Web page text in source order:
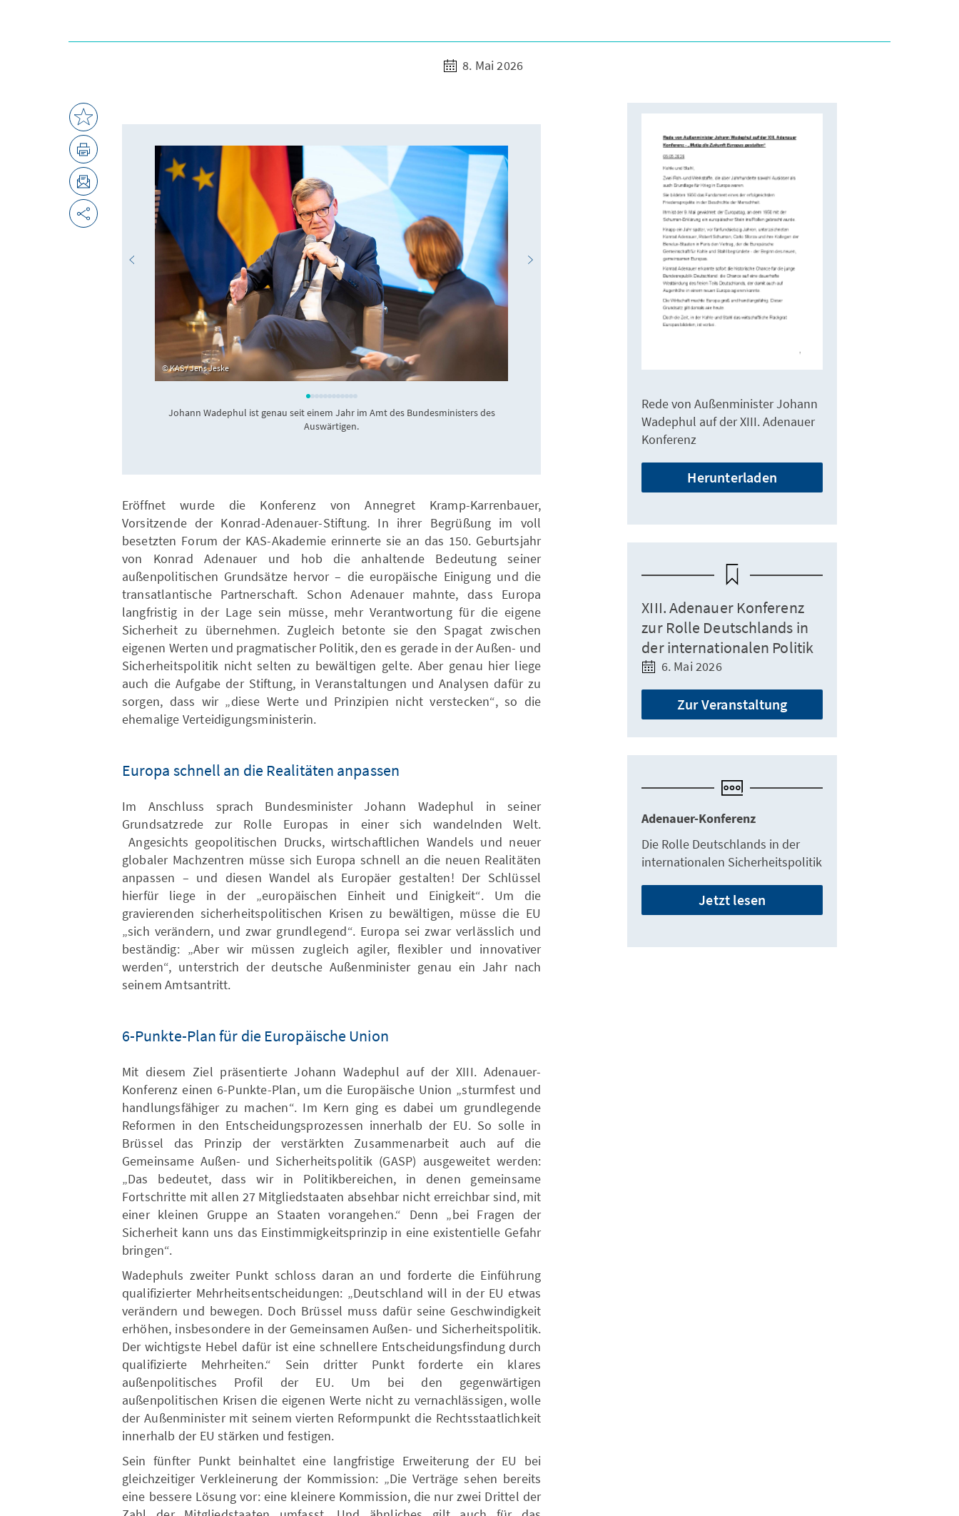
8. Mai 2026
KAS / Jens Jeske
Johann Wadephul ist genau seit einem Jahr im Amt des Bundesministers des
Auswärtigen.
diplomatischen Corps, dem Bundestag, der Bundeswehr, den Medien sowie zahlreichen
internationalen Gästen
Eröffnet wurde die Konferenz von Annegret Kramp-Karrenbauer,
Vorsitzende der Konrad-Adenauer-Stiftung. In ihrer Begrüßung im voll
besetzten Forum der KAS-Akademie erinnerte sie an das 150. Geburtsjahr
von Konrad Adenauer und hob die anhaltende Bedeutung seiner
außenpolitischen Grundsätze hervor – die europäische Einigung und die
transatlantische Partnerschaft. Schon Adenauer mahnte, dass Europa
langfristig in der Lage sein müsse, mehr Verantwortung für die eigene
Sicherheit zu übernehmen. Zugleich betonte sie den Spagat zwischen
eigenen Werten und pragmatischer Politik, den es gerade in der Außen- und
Sicherheitspolitik nicht selten zu bewältigen gelte. Aber genau hier liege
auch die Aufgabe der Stiftung, in Veranstaltungen und Analysen dafür zu
sorgen, dass wir „diese Werte und Prinzipien nicht verstecken“, so die
ehemalige Verteidigungsministerin.
Europa schnell an die Realitäten anpassen
Im Anschluss sprach Bundesminister Johann Wadephul in seiner
Grundsatzrede zur Rolle Europas in einer sich wandelnden Welt.
Angesichts geopolitischen Drucks, wirtschaftlichen Wandels und neuer
globaler Machzentren müsse sich Europa schnell an die neuen Realitäten
anpassen – und diesen Wandel als Europäer gestalten! Der Schlüssel
hierfür liege in der „europäischen Einheit und Einigkeit“. Um die
gravierenden sicherheitspolitischen Krisen zu bewältigen, müsse die EU
„sich verändern, und zwar grundlegend“. Europa sei zwar verlässlich und
beständig: „Aber wir müssen zugleich agiler, flexibler und innovativer
werden“, unterstrich der deutsche Außenminister genau ein Jahr nach
seinem Amtsantritt.
6-Punkte-Plan für die Europäische Union
Mit diesem Ziel präsentierte Johann Wadephul auf der XIII. Adenauer-
Konferenz einen 6-Punkte-Plan, um die Europäische Union „sturmfest und
handlungsfähiger zu machen“. Im Kern ging es dabei um grundlegende
Reformen in den Entscheidungsprozessen innerhalb der EU. So solle in
Brüssel das Prinzip der verstärkten Zusammenarbeit auch auf die
Gemeinsame Außen- und Sicherheitspolitik (GASP) ausgeweitet werden:
„Das bedeutet, dass wir in Politikbereichen, in denen gemeinsame
Fortschritte mit allen 27 Mitgliedstaaten absehbar nicht erreichbar sind, mit
einer kleinen Gruppe an Staaten vorangehen.“ Denn „bei Fragen der
Sicherheit kann uns das Einstimmigkeitsprinzip in eine existentielle Gefahr
bringen“.
Wadephuls zweiter Punkt schloss daran an und forderte die Einführung
qualifizierter Mehrheitsentscheidungen: „Deutschland will in der EU etwas
verändern und bewegen. Doch Brüssel muss dafür seine Geschwindigkeit
erhöhen, insbesondere in der Gemeinsamen Außen- und Sicherheitspolitik.
Der wichtigste Hebel dafür ist eine schnellere Entscheidungsfindung durch
qualifizierte Mehrheiten.“ Sein dritter Punkt forderte ein klares
außenpolitisches Profil der EU. Um bei den gegenwärtigen
außenpolitischen Krisen die eigenen Werte nicht zu vernachlässigen, wolle
der Außenminister mit seinem vierten Reformpunkt die Rechtsstaatlichkeit
innerhalb der EU stärken und festigen.
Sein fünfter Punkt beinhaltet eine langfristige Erweiterung der EU bei
gleichzeitiger Verkleinerung der Kommission: „Die Verträge sehen bereits
eine bessere Lösung vor: eine kleinere Kommission, die nur zwei Drittel der
Rede von Außenminister Johann
Wadephul auf der XIII. Adenauer
Konferenz
Herunterladen
XIII. Adenauer Konferenz
zur Rolle Deutschlands in
der internationalen Politik
6. Mai 2026
Zur Veranstaltung
Adenauer-Konferenz
Die Rolle Deutschlands in der
internationalen Sicherheitspolitik
Jetzt lesen